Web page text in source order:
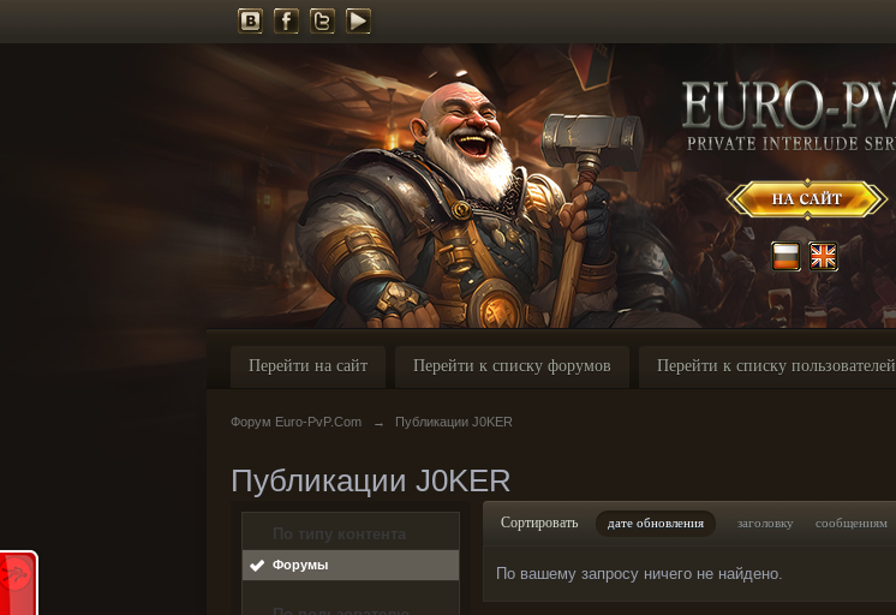
Перейти на сайт Перейти к списку форумов Перейти к списку пользователей
Форум Euro-PvP.Com → Публикации J0KER
Публикации J0KER
По типу контента
Форумы
Сортировать дате обновления заголовку сообщениям
По вашему запросу ничего не найдено.